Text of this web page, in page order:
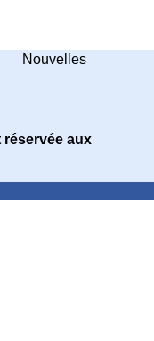
Nouvelles
réservée aux